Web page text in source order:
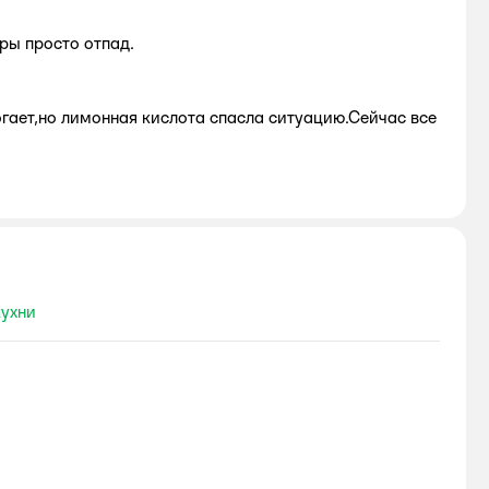
просто отпад.
лимонная кислота спасла ситуацию.Сейчас все